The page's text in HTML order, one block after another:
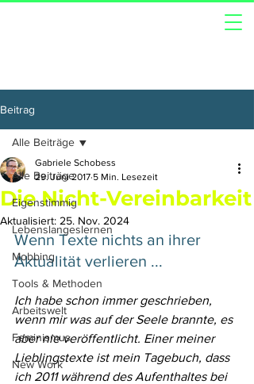
Beitrag
Alle Beiträge
Eigenstimmig
Lebenslangeslernen
Mobbing
Tools & Methoden
Arbeitswelt
Feminismus
New Work
Alle Beiträge
Die Nicht-Vereinbarkeit
Gabriele Schobess
29. Juni 2017 5 Min. Lesezeit
Aktualisiert: 25. Nov. 2024
Wenn Texte nichts an ihrer
Aktualität verlieren ...
Ich habe schon immer geschrieben,
wenn mir was auf der Seele brannte, es
aber nie veröffentlicht. Einer meiner
Lieblingstexte ist mein Tagebuch, dass
ich 2011 während des Aufenthaltes bei